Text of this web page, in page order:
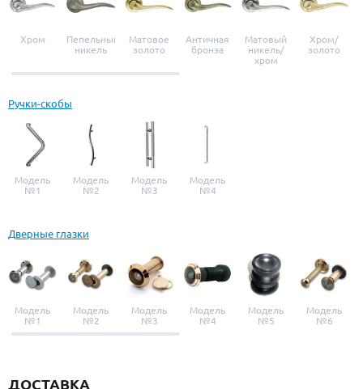
Хром
Пепельный
никель
Матовое
золото
Античная
бронза
Матовый
никель/
хром
Хром/
золото
Ручки-скобы
Модель
№1
Модель
№2
Модель
№3
Модель
№4
Дверные глазки
Модель
№1
Модель
№2
Модель
№3
Модель
№4
Модель
№5
Модель
№6
ДОСТАВКА